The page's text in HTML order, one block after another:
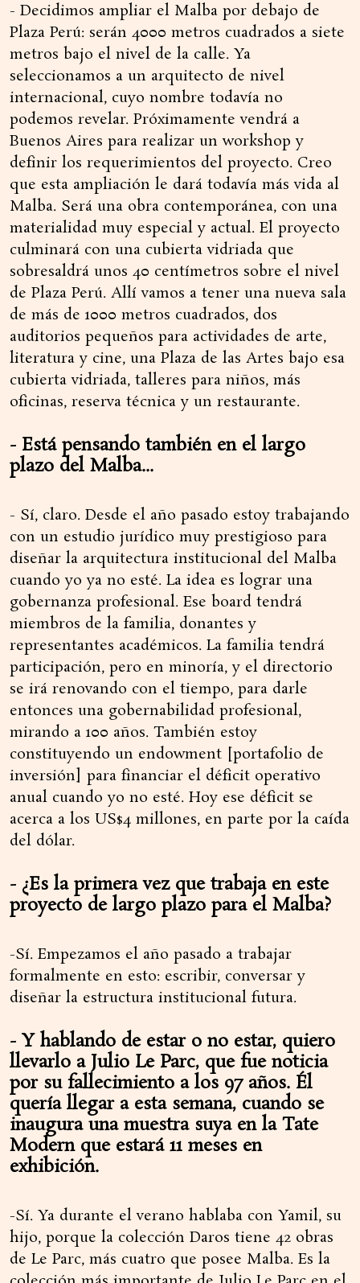
- Decidimos ampliar el Malba por debajo de
Plaza Perú: serán 4000 metros cuadrados a siete
metros bajo el nivel de la calle. Ya
seleccionamos a un arquitecto de nivel
internacional, cuyo nombre todavía no
podemos revelar. Próximamente vendrá a
Buenos Aires para realizar un workshop y
definir los requerimientos del proyecto. Creo
que esta ampliación le dará todavía más vida al
Malba. Será una obra contemporánea, con una
materialidad muy especial y actual. El proyecto
culminará con una cubierta vidriada que
sobresaldrá unos 40 centímetros sobre el nivel
de Plaza Perú. Allí vamos a tener una nueva sala
de más de 1000 metros cuadrados, dos
auditorios pequeños para actividades de arte,
literatura y cine, una Plaza de las Artes bajo esa
cubierta vidriada, talleres para niños, más
oficinas, reserva técnica y un restaurante.
- Está pensando también en el largo
plazo del Malba...
- Sí, claro. Desde el año pasado estoy trabajando
con un estudio jurídico muy prestigioso para
diseñar la arquitectura institucional del Malba
cuando yo ya no esté. La idea es lograr una
gobernanza profesional. Ese board tendrá
miembros de la familia, donantes y
representantes académicos. La familia tendrá
participación, pero en minoría, y el directorio
se irá renovando con el tiempo, para darle
entonces una gobernabilidad profesional,
mirando a 100 años. También estoy
constituyendo un endowment [portafolio de
inversión] para financiar el déficit operativo
anual cuando yo no esté. Hoy ese déficit se
acerca a los US$4 millones, en parte por la caída
del dólar.
- ¿Es la primera vez que trabaja en este
proyecto de largo plazo para el Malba?
-Sí. Empezamos el año pasado a trabajar
formalmente en esto: escribir, conversar y
diseñar la estructura institucional futura.
- Y hablando de estar o no estar, quiero
llevarlo a Julio Le Parc, que fue noticia
por su fallecimiento a los 97 años. Él
quería llegar a esta semana, cuando se
inaugura una muestra suya en la Tate
Modern que estará 11 meses en
exhibición.
-Sí. Ya durante el verano hablaba con Yamil, su
hijo, porque la colección Daros tiene 42 obras
de Le Parc, más cuatro que posee Malba. Es la